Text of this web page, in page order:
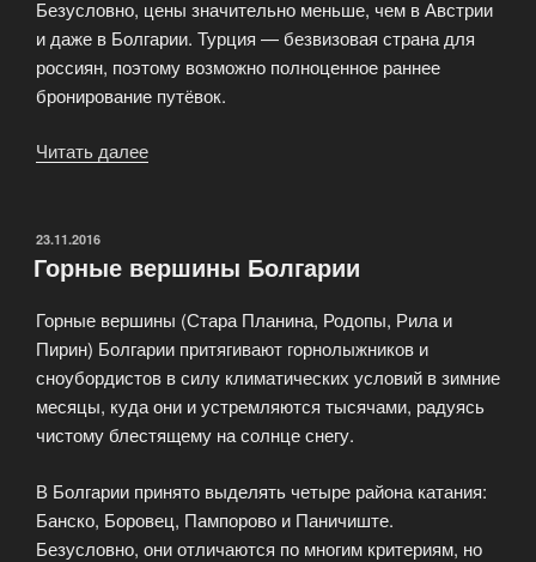
Безусловно, цены значительно меньше, чем в Австрии
и даже в Болгарии. Турция — безвизовая страна для
россиян, поэтому возможно полноценное раннее
бронирование путёвок.
Читать далее
ОПУБЛИКОВАНО
23.11.2016
Горные вершины Болгарии
Горные вершины (Стара Планина, Родопы, Рила и
Пирин) Болгарии притягивают горнолыжников и
сноубордистов в силу климатических условий в зимние
месяцы, куда они и устремляются тысячами, радуясь
чистому блестящему на солнце снегу.
В Болгарии принято выделять четыре района катания:
Банско, Боровец, Пампорово и Паничиште.
Безусловно, они отличаются по многим критериям, но